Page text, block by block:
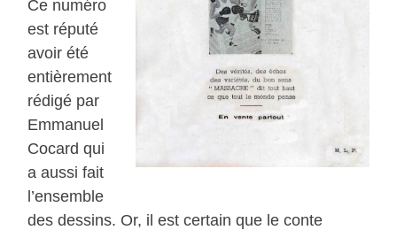
Ce numéro
est réputé
avoir été
entièrement
rédigé par
Emmanuel
Cocard qui
a aussi fait
l’ensemble
des dessins. Or, il est certain que le conte